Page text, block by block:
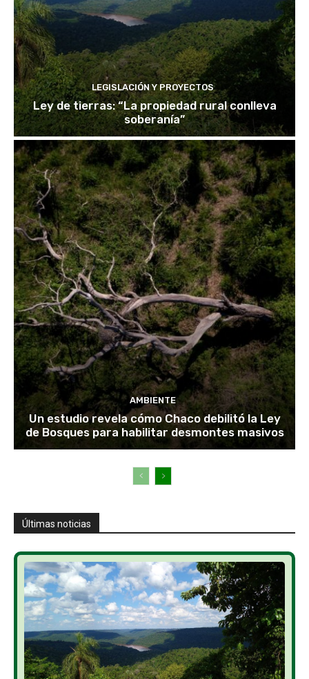
LEGISLACIÓN Y PROYECTOS
Ley de tierras: “La propiedad rural conlleva
soberanía”
AMBIENTE
Un estudio revela cómo Chaco debilitó la Ley
de Bosques para habilitar desmontes masivos
Últimas noticias